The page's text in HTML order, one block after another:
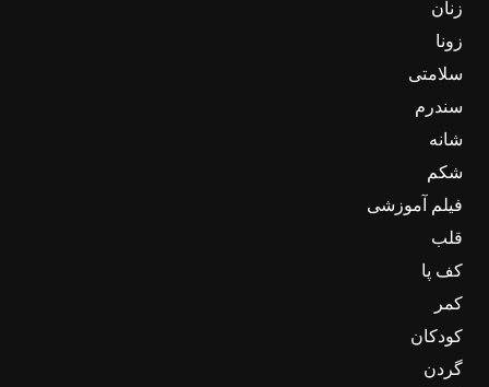
زنان
زونا
سلامتی
سندرم
شانه
شکم
فیلم آموزشی
قلب
کف پا
کمر
کودکان
گردن